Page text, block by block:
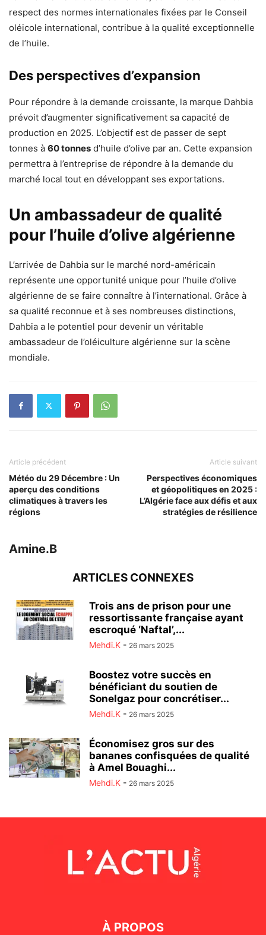
respect des normes internationales fixées par le Conseil
oléicole international, contribue à la qualité exceptionnelle
de l’huile.
Des perspectives d’expansion
Pour répondre à la demande croissante, la marque Dahbia
prévoit d’augmenter significativement sa capacité de
production en 2025. L’objectif est de passer de sept
tonnes à 60 tonnes d’huile d’olive par an. Cette expansion
permettra à l’entreprise de répondre à la demande du
marché local tout en développant ses exportations.
Un ambassadeur de qualité
pour l’huile d’olive algérienne
L’arrivée de Dahbia sur le marché nord-américain
représente une opportunité unique pour l’huile d’olive
algérienne de se faire connaître à l’international. Grâce à
sa qualité reconnue et à ses nombreuses distinctions,
Dahbia a le potentiel pour devenir un véritable
ambassadeur de l’oléiculture algérienne sur la scène
mondiale.
Article précédent
Météo du 29 Décembre : Un
aperçu des conditions
climatiques à travers les
régions
Article suivant
Perspectives économiques
et géopolitiques en 2025 :
L’Algérie face aux défis et aux
stratégies de résilience
Amine.B
ARTICLES CONNEXES
Trois ans de prison pour une
ressortissante française ayant
escroqué ‘Naftal’,...
Mehdi.K - 26 mars 2025
Boostez votre succès en
bénéficiant du soutien de
Sonelgaz pour concrétiser...
Mehdi.K - 26 mars 2025
Économisez gros sur des
bananes confisquées de qualité
à Amel Bouaghi...
Mehdi.K - 26 mars 2025
À PROPOS